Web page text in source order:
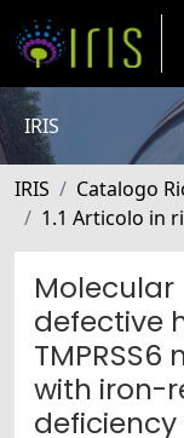
IRIS
IRIS Catalogo
1.1 Articolo in
defective
with iron-